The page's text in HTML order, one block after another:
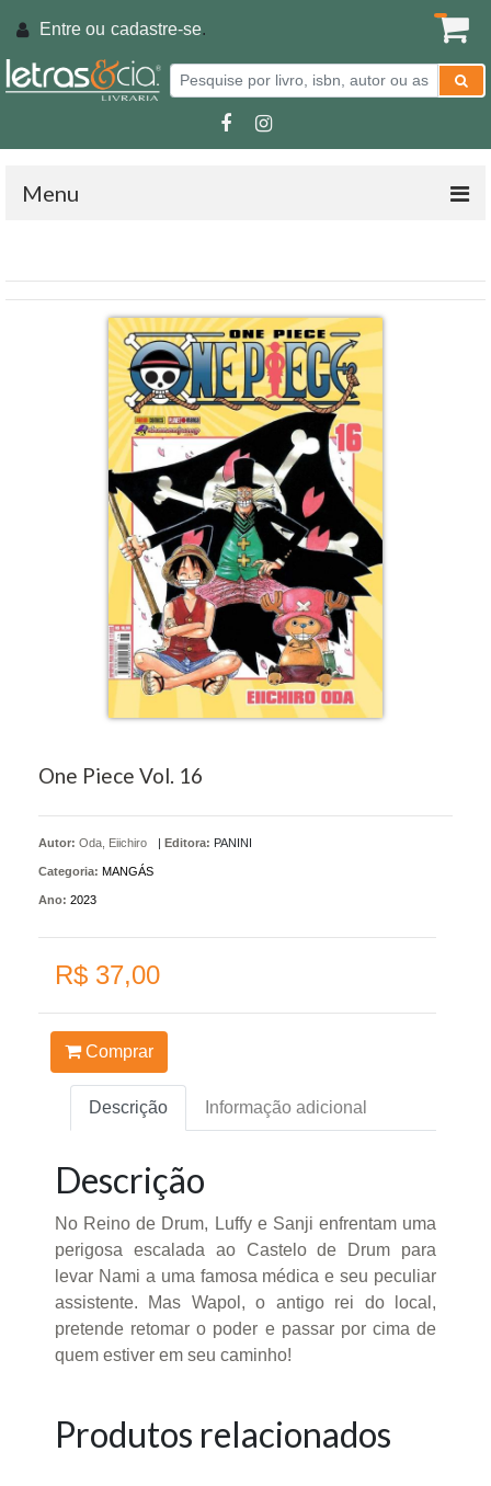
Entre ou cadastre-se.
Menu
One Piece Vol. 16
Autor: Oda, Eiichiro | Editora: PANINI
Categoria: MANGÁS
Ano: 2023
R$ 37,00
Comprar
Descrição Informação adicional
Descrição
No Reino de Drum, Luffy e Sanji enfrentam uma
perigosa escalada ao Castelo de Drum para
levar Nami a uma famosa médica e seu peculiar
assistente. Mas Wapol, o antigo rei do local,
pretende retomar o poder e passar por cima de
quem estiver em seu caminho!
Produtos relacionados